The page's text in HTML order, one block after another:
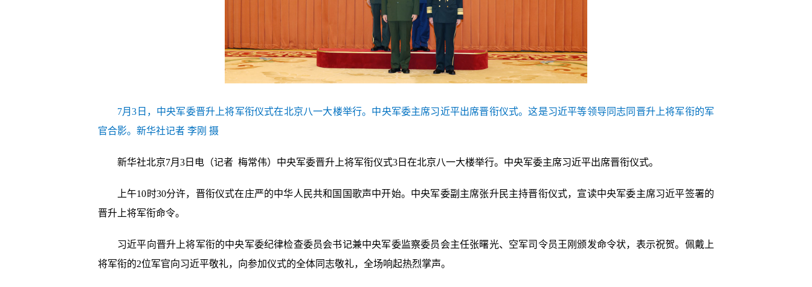
7月3日，中央军委晋升上将军衔仪式在北京八一大楼举行。中央军委主席习近平出席晋衔仪式。这是习近平等领导同志同晋升上将军衔的军
官合影。新华社记者 李刚 摄
新华社北京7月3日电（记者 梅常伟）中央军委晋升上将军衔仪式3日在北京八一大楼举行。中央军委主席习近平出席晋衔仪式。
上午10时30分许，晋衔仪式在庄严的中华人民共和国国歌声中开始。中央军委副主席张升民主持晋衔仪式，宣读中央军委主席习近平签署的
晋升上将军衔命令。
习近平向晋升上将军衔的中央军委纪律检查委员会书记兼中央军委监察委员会主任张曙光、空军司令员王刚颁发命令状，表示祝贺。佩戴上
将军衔的2位军官向习近平敬礼，向参加仪式的全体同志敬礼，全场响起热烈掌声。